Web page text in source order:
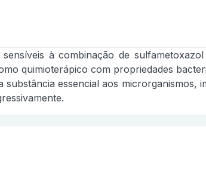
à combinação de
quimioterápico com propriedades
essencial aos microrganismos,